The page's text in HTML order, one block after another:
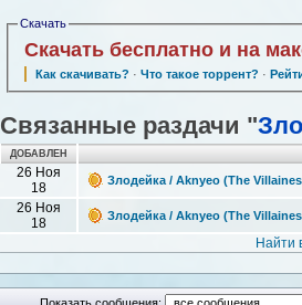
Скачать
Скачать бесплатно и на
Как скачивать? · Что такое торрент? ·
Связанные раздачи "
ДОБАВЛЕН
26 Ноя
18
Злодейка / Aknyeo (The
26 Ноя
18
Злодейка / Aknyeo (The
Найти